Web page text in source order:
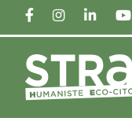
FACEBOOKINSTAGRAM